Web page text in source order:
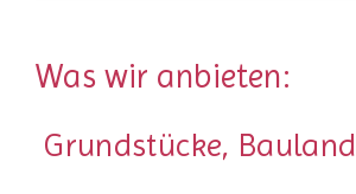
Was wir anbieten:
Grundstücke, Bauland